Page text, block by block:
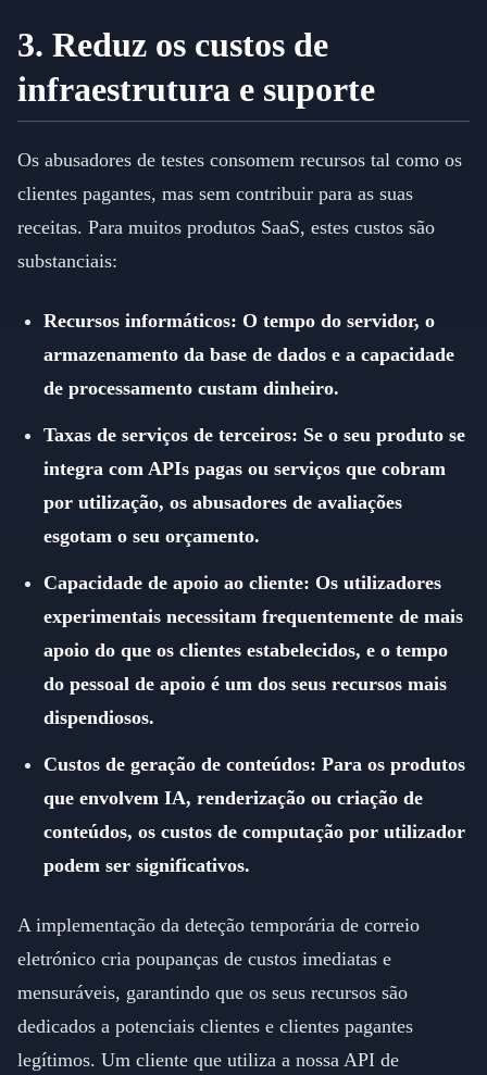
3. Reduz os custos de
infraestrutura e suporte
Os abusadores de testes consomem recursos tal como os
clientes pagantes, mas sem contribuir para as suas
receitas. Para muitos produtos SaaS, estes custos são
substanciais:
Recursos informáticos: O tempo do servidor, o
armazenamento da base de dados e a capacidade
de processamento custam dinheiro.
Taxas de serviços de terceiros: Se o seu produto se
integra com APIs pagas ou serviços que cobram
por utilização, os abusadores de avaliações
esgotam o seu orçamento.
Capacidade de apoio ao cliente: Os utilizadores
experimentais necessitam frequentemente de mais
apoio do que os clientes estabelecidos, e o tempo
do pessoal de apoio é um dos seus recursos mais
dispendiosos.
Custos de geração de conteúdos: Para os produtos
que envolvem IA, renderização ou criação de
conteúdos, os custos de computação por utilizador
podem ser significativos.
A implementação da deteção temporária de correio
eletrónico cria poupanças de custos imediatas e
mensuráveis, garantindo que os seus recursos são
dedicados a potenciais clientes e clientes pagantes
legítimos. Um cliente que utiliza a nossa API de